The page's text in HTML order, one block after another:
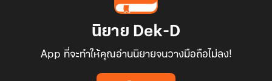
นิยาย Dek-D
App ที่จะทำให้คุณอ่านนิยายจนวางมือถือไม่ลง!